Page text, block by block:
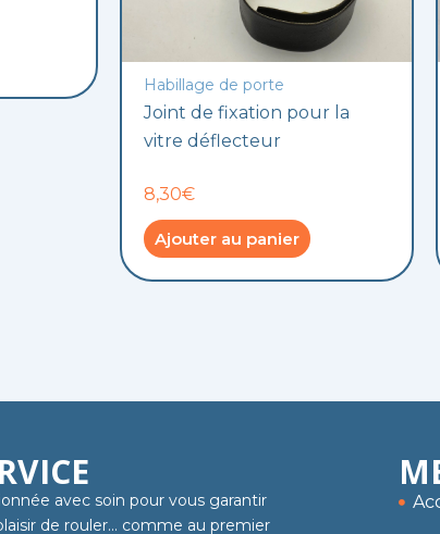
Habillage de porte
Joint de fixation pour la
vitre déflecteur
8,30€
Ajouter au panier
avec soin pour vous garantir
de rouler… comme au premier